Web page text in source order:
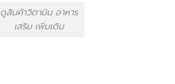
ดูสินค้าวิตามิน อาหาร
เสริม เพิ่มเติม